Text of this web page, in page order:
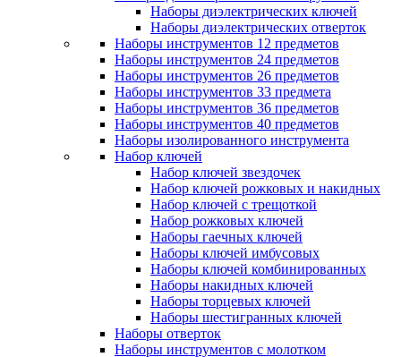
Наборы диэлектрических ключей
Наборы диэлектрических отверток
Наборы инструментов 12 предметов
Наборы инструментов 24 предметов
Наборы инструментов 26 предметов
Наборы инструментов 33 предмета
Наборы инструментов 36 предметов
Наборы инструментов 40 предметов
Наборы изолированного инструмента
Набор ключей
Набор ключей звездочек
Набор ключей рожковых и накидных
Набор ключей с трещоткой
Набор рожковых ключей
Наборы гаечных ключей
Наборы ключей имбусовых
Наборы ключей комбинированных
Наборы накидных ключей
Наборы торцевых ключей
Наборы шестигранных ключей
Наборы отверток
Наборы инструментов с молотком